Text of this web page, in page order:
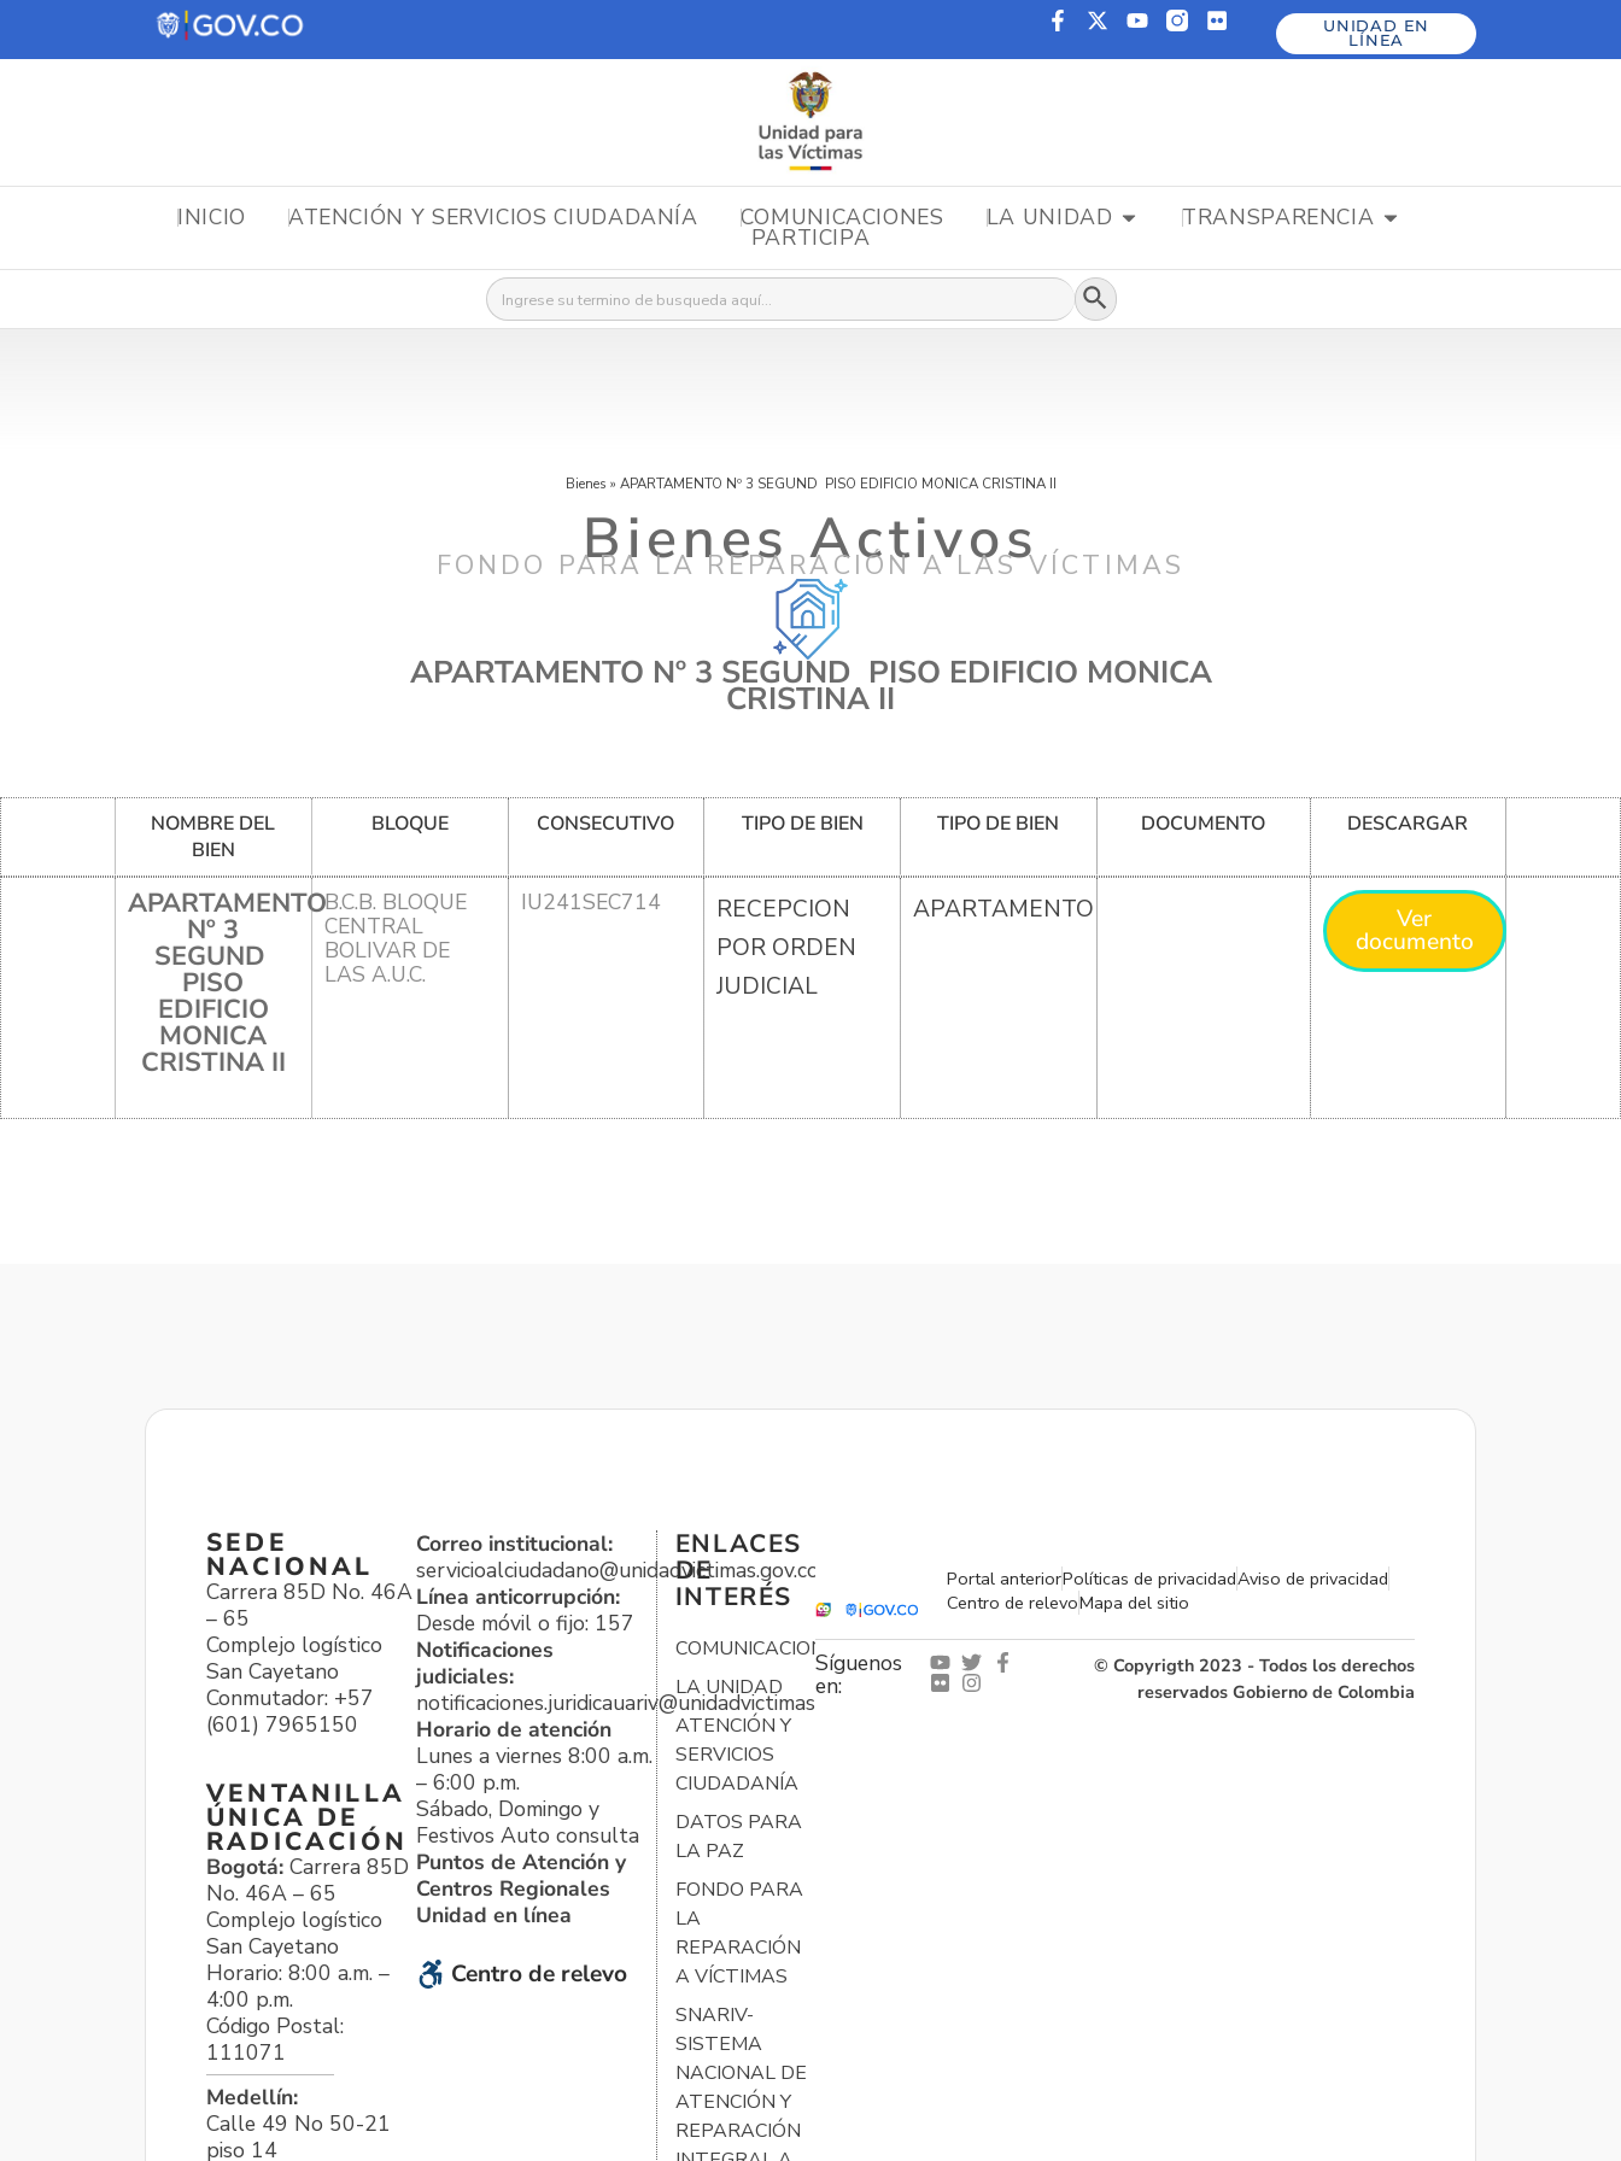
UNIDAD EN
LÍNEA
INICIO ATENCIÓN Y SERVICIOS CIUDADANÍA COMUNICACIONES LA UNIDAD TRANSPARENCIA
PARTICIPA
Buscar: Botón de búsqueda
Bienes » APARTAMENTO Nº 3 SEGUND PISO EDIFICIO MONICA CRISTINA II
Bienes Activos
FONDO PARA LA REPARACIÓN A LAS VÍCTIMAS
APARTAMENTO Nº 3 SEGUND PISO EDIFICIO MONICA
CRISTINA II
NOMBRE DEL
BIEN
BLOQUE CONSECUTIVO TIPO DE BIEN TIPO DE BIEN DOCUMENTO DESCARGAR
APARTAMENTO
Nº 3
SEGUND
PISO
EDIFICIO
MONICA
CRISTINA II
B.C.B. BLOQUE
CENTRAL
BOLIVAR DE
LAS A.U.C.
IU241SEC714
RECEPCION
POR ORDEN
JUDICIAL
APARTAMENTO Ver
documento
SEDE
NACIONAL
Carrera 85D No. 46A
– 65
Complejo logístico
San Cayetano
Conmutador: +57
(601) 7965150
VENTANILLA
ÚNICA DE
RADICACIÓN
Bogotá: Carrera 85D
No. 46A – 65
Complejo logístico
San Cayetano
Horario: 8:00 a.m. –
4:00 p.m.
Código Postal:
111071
Medellín:
Calle 49 No 50-21
piso 14
Correo institucional:
servicioalciudadano@unidadvictimas.gov.co
Línea anticorrupción:
Desde móvil o fijo: 157
Notificaciones
judiciales:
notificaciones.juridicauariv@unidadvictimas.gov.co
Horario de atención
Lunes a viernes 8:00 a.m.
– 6:00 p.m.
Sábado, Domingo y
Festivos Auto consulta
Puntos de Atención y
Centros Regionales
Unidad en línea
Centro de relevo
ENLACES
DE
INTERÉS
COMUNICACIONES
LA UNIDAD
ATENCIÓN Y
SERVICIOS
CIUDADANÍA
DATOS PARA
LA PAZ
FONDO PARA
LA
REPARACIÓN
A VÍCTIMAS
SNARIV-
SISTEMA
NACIONAL DE
ATENCIÓN Y
REPARACIÓN
Portal anteriorPolíticas de privacidadAviso de privacidad
Centro de relevoMapa del sitio
Síguenos
en:
© Copyrigth 2023 - Todos los derechos
reservados Gobierno de Colombia